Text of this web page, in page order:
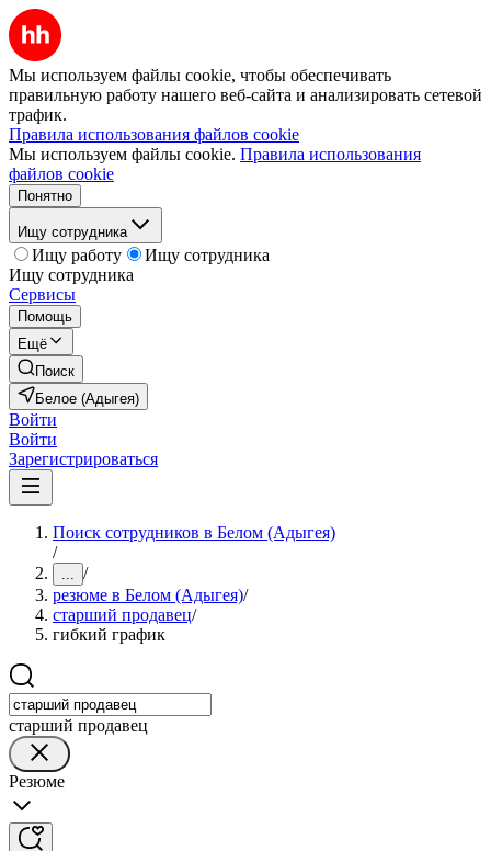
Мы используем файлы cookie, чтобы обеспечивать
правильную работу нашего веб-сайта и анализировать сетевой
трафик.
Правила использования файлов cookie
Мы используем файлы cookie. Правила использования
файлов cookie
Понятно
Ищу сотрудника
Ищу работу
Ищу сотрудника
Ищу сотрудника
Сервисы
Помощь
Ещё
Поиск
Белое (Адыгея)
Войти
Войти
Зарегистрироваться
Поиск сотрудников в Белом (Адыгея)
/
... /
резюме в Белом (Адыгея)/
старший продавец/
гибкий график
старший продавец
Резюме